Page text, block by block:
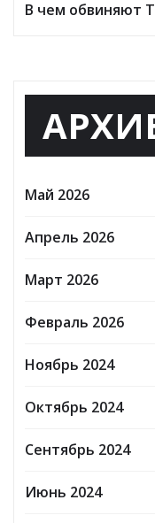
В чем обвиняют
Май 2026
Апрель 2026
Март 2026
Февраль 2026
Ноябрь 2024
Октябрь 2024
Сентябрь 2024
Июнь 2024